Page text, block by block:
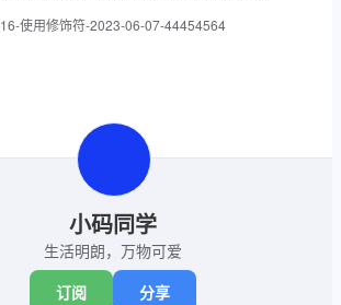
16-使用修饰符-2023-06-07-44454564
小码同学
生活明朗，万物可爱
订阅 分享